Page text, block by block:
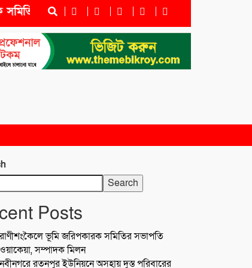
সভাপতি ওয়াকেয়া, সম্পাদক মিলন
Search
Posts
রাণীশংকৈলে ভূমি জরিপকারক সমিতির সভাপতি
ওয়াকেয়া, সম্পাদক মিলন
নবীনগরে রতনপুর ইউনিয়নে অসহায় দুস্ত পরিবারের